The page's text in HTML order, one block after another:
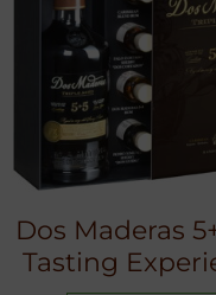
Dos Maderas
Tasting